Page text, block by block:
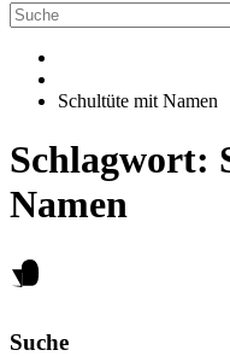
Suche
nach:
Schultüte mit Namen
Schlagwort:
Namen
Suche